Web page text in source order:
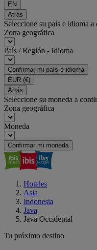
EN
Atrás
Seleccione su país e idioma
Zona geográfica
País / Región - Idioma
Confirmar mi país e idioma
EUR (€)
Atrás
Seleccione su moneda a
Zona geográfica
Moneda
Confirmar mi moneda
Hoteles
Asia
Indonesia
Java
Java Occidental
Tu próximo destino